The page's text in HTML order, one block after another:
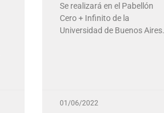
Se realizará en el Pabellón
Cero + Infinito de la
Universidad de Buenos Aires.
01/06/2022